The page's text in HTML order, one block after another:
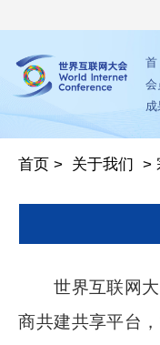
会
首页 > 关于我们 >
世界互联网大
商共建共享平台